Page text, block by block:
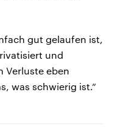
gut gelaufen ist,
und
Verluste eben
was schwierig ist.“